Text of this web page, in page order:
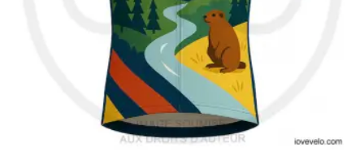
page
produit